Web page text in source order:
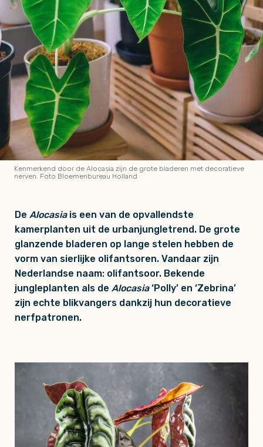
Kenmerkend door de Alocasia zijn de grote bladeren met decoratieve
nerven. Foto Bloemenbureau Holland
De Alocasiais een van de opvallendste
kamerplanten uit de urbanjungletrend. De grote
glanzende bladeren op lange stelen hebben de
vorm van sierlijke olifantsoren. Vandaar zijn
Nederlandse naam: olifantsoor. Bekende
jungleplanten als de Alocasia‘Polly’ en ‘Zebrina’
zijn echte blikvangers dankzij hun decoratieve
nerfpatronen.